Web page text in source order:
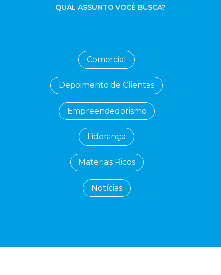
QUAL ASSUNTO VOCÊ BUSCA?
Comercial
Depoimento de Clientes
Empreendedorismo
Liderança
Materiais Ricos
Notícias